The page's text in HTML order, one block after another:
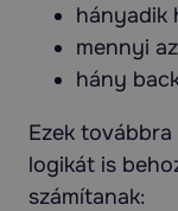
hányadik
mennyi
hány
Ezek továbbra
logikát is
számítanak: